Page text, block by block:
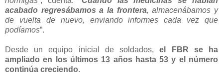
acabado regresábamos a la frontera, almacenábamos y
de vuelta de nuevo, enviando informes cada vez que
podíamos”.
Desde un equipo inicial de soldados,el FBR se ha
ampliado en los últimos 13 años hasta 53 y el número
continúa creciendo.